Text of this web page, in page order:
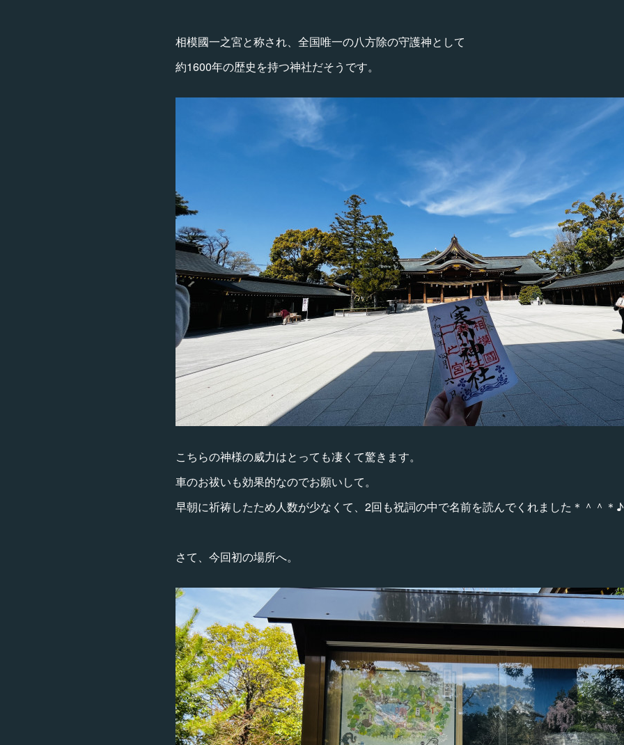
相模國一之宮と称され、全国唯一の八方除の守護神として
約1600年の歴史を持つ神社だそうです。
こちらの神様の威力はとっても凄くて驚きます。
車のお祓いも効果的なのでお願いして。
早朝に祈祷したため人数が少なくて、2回も祝詞の中で名前を読んでくれました＊＾＾＊♪
さて、今回初の場所へ。